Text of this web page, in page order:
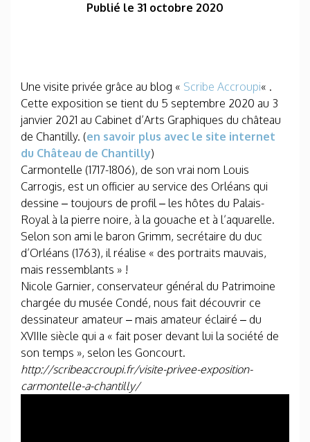
Publié le 31 octobre 2020
Une visite privée grâce au blog « Scribe Accroupi« .
Cette exposition se tient du 5 septembre 2020 au 3
janvier 2021 au Cabinet d’Arts Graphiques du château
de Chantilly. (en savoir plus avec le site internet
du Château de Chantilly)
Carmontelle (1717-1806), de son vrai nom Louis
Carrogis, est un officier au service des Orléans qui
dessine – toujours de profil – les hôtes du Palais-
Royal à la pierre noire, à la gouache et à l’aquarelle.
Selon son ami le baron Grimm, secrétaire du duc
d’Orléans (1763), il réalise « des portraits mauvais,
mais ressemblants » !
Nicole Garnier, conservateur général du Patrimoine
chargée du musée Condé, nous fait découvrir ce
dessinateur amateur – mais amateur éclairé – du
XVIIIe siècle qui a « fait poser devant lui la société de
son temps », selon les Goncourt.
http://scribeaccroupi.fr/visite-privee-exposition-
carmontelle-a-chantilly/